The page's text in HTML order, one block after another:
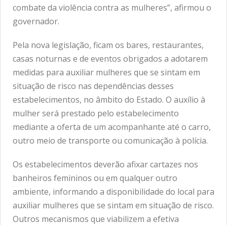
combate da violência contra as mulheres”, afirmou o
governador.
Pela nova legislação, ficam os bares, restaurantes,
casas noturnas e de eventos obrigados a adotarem
medidas para auxiliar mulheres que se sintam em
situação de risco nas dependências desses
estabelecimentos, no âmbito do Estado. O auxílio à
mulher será prestado pelo estabelecimento
mediante a oferta de um acompanhante até o carro,
outro meio de transporte ou comunicação à polícia.
Os estabelecimentos deverão afixar cartazes nos
banheiros femininos ou em qualquer outro
ambiente, informando a disponibilidade do local para
auxiliar mulheres que se sintam em situação de risco.
Outros mecanismos que viabilizem a efetiva